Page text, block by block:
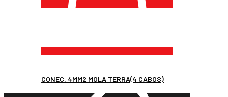
CONEC. 4MM2 MOLA TERRA(4 CABOS)